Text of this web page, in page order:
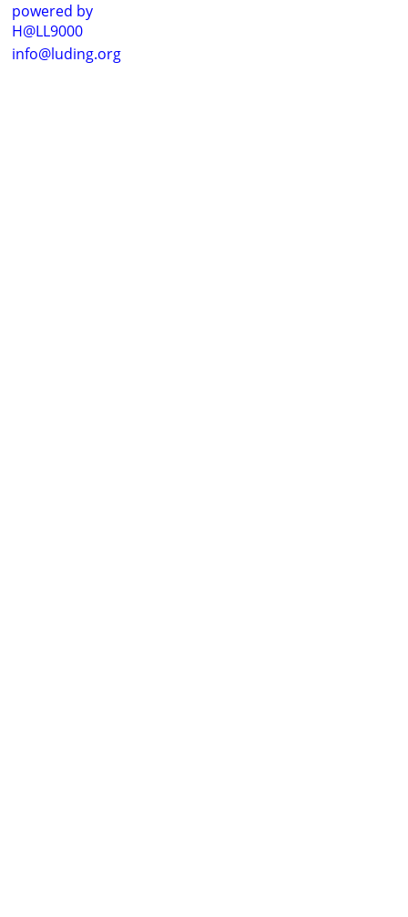
powered by
H@LL9000
info@luding.org